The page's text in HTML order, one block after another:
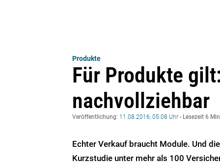
Produkte
Für Produkte
nachvollziehbar
Veröffentlichung: 11.08.2016, 05:08 Uhr - Lesezeit 6
Echter Verkauf braucht Module. Und
Kurzstudie unter mehr als 100